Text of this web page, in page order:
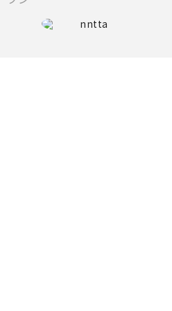
nntta